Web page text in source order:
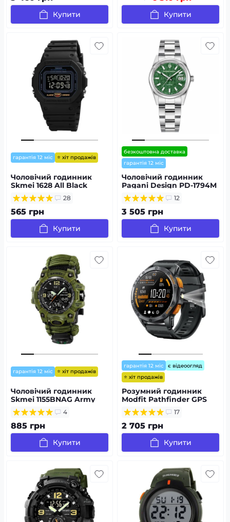
Купити Купити
гарантія 12 міс ⭐ хіт продажів
Чоловічий годинник
Skmei 1628 All Black
28
565 грн
Купити
безкоштовна доставка
гарантія 12 міс
Чоловічий годинник
Pagani Design PD-1794M
Silver-Green
12
3 505 грн
Купити
гарантія 12 міс ⭐ хіт продажів
Чоловічий годинник
Skmei 1155BNAG Army
Green
4
885 грн
Купити
гарантія 12 міс
є відеоогляд
⭐ хіт продажів
Розумний годинник
Modfit Pathfinder GPS
Compass Black
17
2 705 грн
Купити